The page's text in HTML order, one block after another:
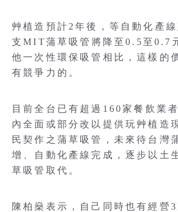
艸植造預計2年後，等自動化產
支MIT蒲草吸管將降至0.5至0.7
他一次性環保吸管相比，這樣的
有競爭力的。
目前全台已有超過160家餐飲業
內全面或部分改以提供玩艸植造
民契作之蒲草吸管，未來待台灣
增、自動化產線完成，逐步以土
草吸管取代。
陳柏燊表示，自己同時也有經營